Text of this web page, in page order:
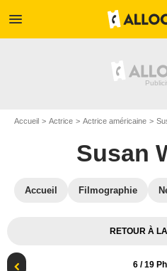
menu
Accueil Actrice Actrice américaine
Susan
Accueil Filmographie
RETOUR À
6/ 19